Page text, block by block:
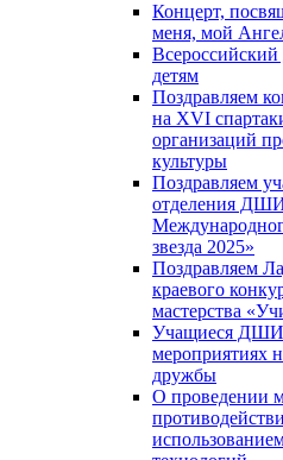
Концерт,
меня, мой
детям
Поздравляем
на XVI
организаций
культуры
Поздравляем
отделения
звезда 2025»
Поздравляем
краевого
мастерства
Учащиеся ДШИ
мероприятиях
дружбы
О проведении